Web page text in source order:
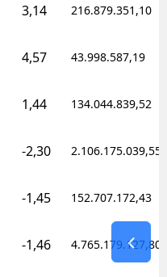
3,14 216.879.351,10
4,57 43.998.587,19
1,44 134.044.839,52
-2,30 2.106.175.039,55
-1,45 152.707.172,43
-1,46 4.765.179.127,80